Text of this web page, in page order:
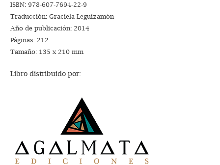
ISBN: 978-607-7694-22-9
Traducción: Graciela Leguizamón
Año de publicación: 2014
Páginas: 212
Tamaño: 135 x 210 mm
Libro distribuido por: